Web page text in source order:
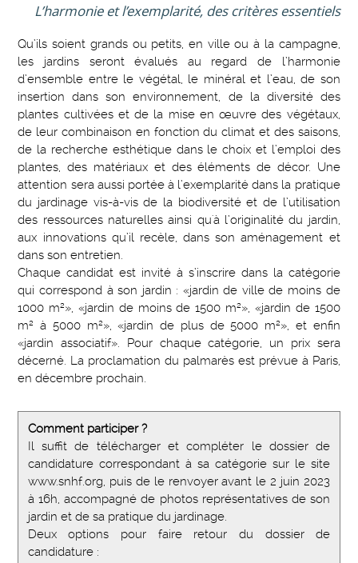
L’harmonie et l’exemplarité, des critères essentiels
Qu’ils soient grands ou petits, en ville ou à la campagne,
les jardins seront évalués au regard de l’harmonie
d’ensemble entre le végétal, le minéral et l’eau, de son
insertion dans son environnement, de la diversité des
plantes cultivées et de la mise en œuvre des végétaux,
de leur combinaison en fonction du climat et des saisons,
de la recherche esthétique dans le choix et l’emploi des
plantes, des matériaux et des éléments de décor. Une
attention sera aussi portée à l’exemplarité dans la pratique
du jardinage vis-à-vis de la biodiversité et de l’utilisation
des ressources naturelles ainsi qu'à l’originalité du jardin,
aux innovations qu’il recèle, dans son aménagement et
dans son entretien.
Chaque candidat est invité à s’inscrire dans la catégorie
qui correspond à son jardin : «jardin de ville de moins de
1000 m²», «jardin de moins de 1500 m²», «jardin de 1500
m² à 5000 m²», «jardin de plus de 5000 m²», et enfin
«jardin associatif». Pour chaque catégorie, un prix sera
décerné. La proclamation du palmarès est prévue à Paris,
en décembre prochain.
Comment participer ?
Il suffit de télécharger et compléter le dossier de
candidature correspondant à sa catégorie sur le site
www.snhf.org, puis de le renvoyer avant le 2 juin 2023
à 16h, accompagné de photos représentatives de son
jardin et de sa pratique du jardinage.
Deux options pour faire retour du dossier de
candidature :